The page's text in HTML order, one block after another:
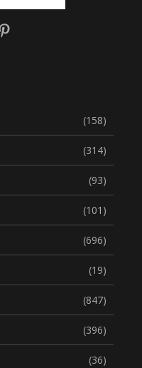
(158)
(314)
(93)
(101)
(696)
(19)
(847)
(396)
(36)